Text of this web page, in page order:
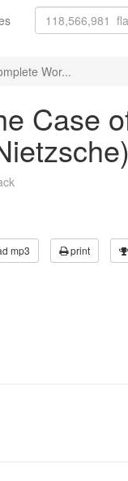
Wor...
Case
mp3 print